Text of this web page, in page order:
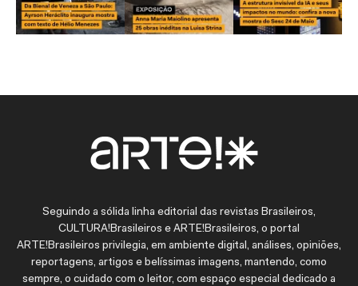
Seguindo a sólida linha editorial das revistas Brasileiros,
CULTURA!Brasileiros e ARTE!Brasileiros, o portal
ARTE!Brasileiros privilegia, em ambiente digital, análises, opiniões,
reportagens, artigos e belíssimas imagens, mantendo, como
sempre, o cuidado com o leitor, com espaço especial dedicado a